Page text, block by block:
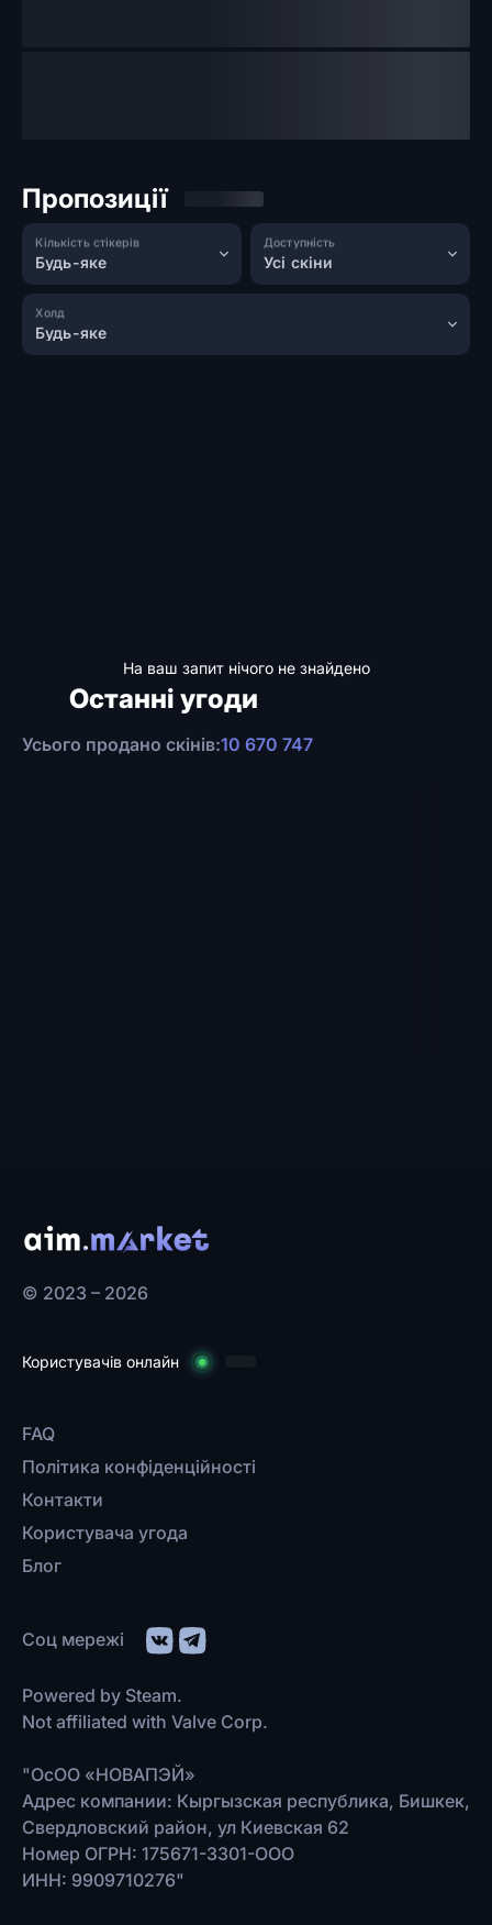
Пропозиції
Будь-яке
Кількість стікерів
Усі скіни
Доступність
Будь-яке
Холд
На ваш запит нічого не знайдено
Останні угоди
Усього продано скінів:10 670 747
© 2023 – 2026
Користувачів онлайн
FAQ
Політика конфіденційності
Контакти
Користувача угода
Блог
Соц мережі
Powered by Steam.
Not affiliated with Valve Corp.
"ОсОО «НОВАПЭЙ»
Адрес компании: Кыргызская республика, Бишкек,
Свердловский район, ул Киевская 62
Номер ОГРН: 175671-3301-ООО
ИНН: 9909710276"